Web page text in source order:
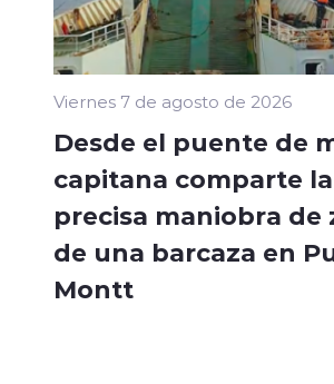
Viernes 7 de agosto de 2026
Desde el puente de
capitana comparte la
precisa maniobra de
de una barcaza en
Montt